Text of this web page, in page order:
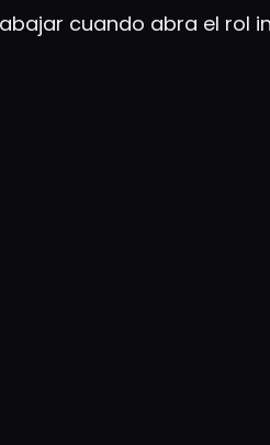
cuando abra el rol